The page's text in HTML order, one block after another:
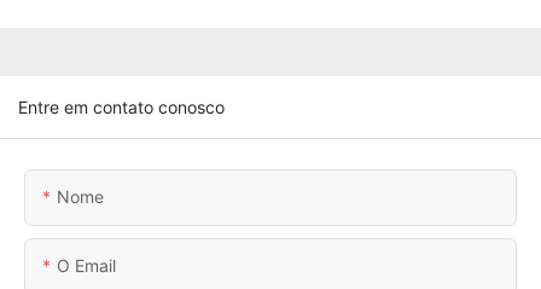
Entre em contato conosco
Nome
O Email